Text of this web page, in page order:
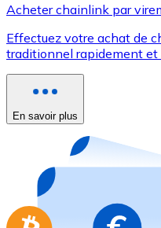
Utilisez les cartes
Acheter avec carte
Nouveau
Achetez des
Aller à la boutique de
Acheter chainlink par
Effectuez votre achat de
traditionnel rapidement et
En savoir plus